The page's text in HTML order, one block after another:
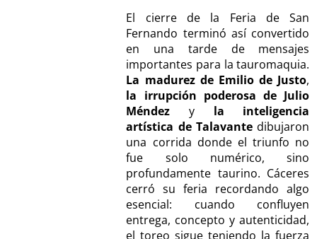
El cierre de la Feria de San
Fernando terminó así convertido
en una tarde de mensajes
importantes para la tauromaquia.
La madurez de Emilio de Justo,
la irrupción poderosa de Julio
Méndez y la inteligencia
artística de Talavante dibujaron
una corrida donde el triunfo no
fue solo numérico, sino
profundamente taurino. Cáceres
cerró su feria recordando algo
esencial: cuando confluyen
entrega, concepto y autenticidad,
el toreo sigue teniendo la fuerza